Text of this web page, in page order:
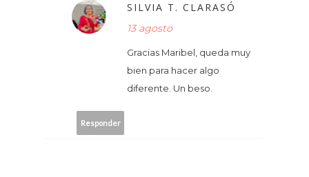
SILVIA T. CLARASÓ
13 agosto
Gracias Maribel, queda muy
bien para hacer algo
diferente. Un beso.
Responder